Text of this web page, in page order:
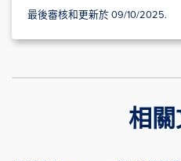
最後審核和更新於 09/10/2025.
相